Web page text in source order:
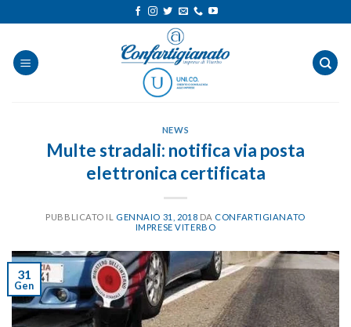
ai
contenuti
NEWS
Multe stradali: notifica via posta
elettronica certificata
PUBBLICATO IL GENNAIO 31, 2018 DA CONFARTIGIANATO
IMPRESE VITERBO
31
Gen